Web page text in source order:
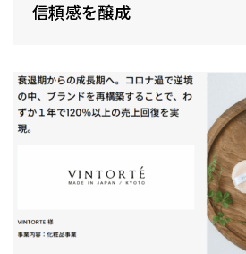
信頼感を醸成